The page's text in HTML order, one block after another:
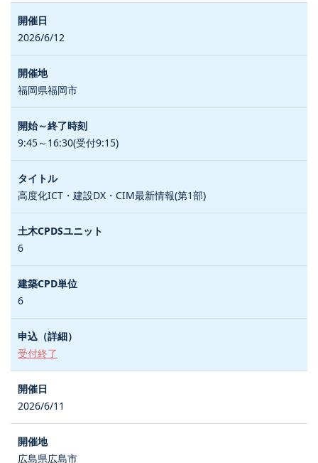
2026/6/12
福岡県福岡市
9:45～16:30(受付9:15)
高度化ICT・建設DX・CIM最新情報(第1部)
6
6
受付終了
2026/6/11
広島県広島市